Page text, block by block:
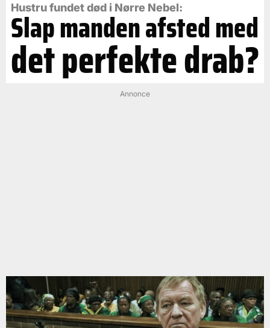
Hustru fundet død i Nørre Nebel:
Slap manden afsted med
det perfekte drab?
Annonce